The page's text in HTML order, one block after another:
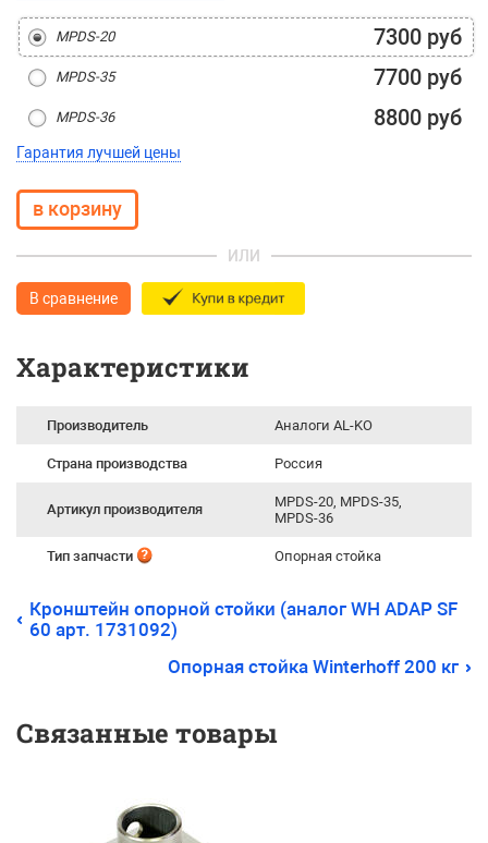
MPDS-20 7300 руб
MPDS-35 7700 руб
MPDS-36 8800 руб
Гарантия лучшей цены
ИЛИ
В сравнение
Характеристики
Производитель Аналоги AL-KO
Страна производства Россия
Артикул производителя
MPDS-20, MPDS-35,
MPDS-36
Тип запчасти Опорная стойка
Кронштейн опорной стойки (аналог WH ADAP SF
60 арт. 1731092)
Опорная стойка Winterhoff 200 кг
Связанные товары